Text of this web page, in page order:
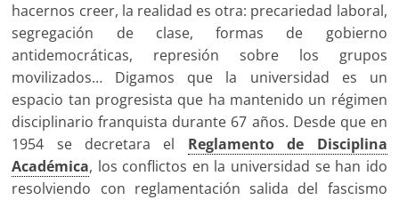
hacernos creer, la realidad es otra: precariedad laboral,
segregación de clase, formas de gobierno
antidemocráticas, represión sobre los grupos
movilizados… Digamos que la universidad es un
espacio tan progresista que ha mantenido un régimen
disciplinario franquista durante 67 años. Desde que en
1954 se decretara el Reglamento de Disciplina
Académica, los conflictos en la universidad se han ido
resolviendo con reglamentación salida del fascismo